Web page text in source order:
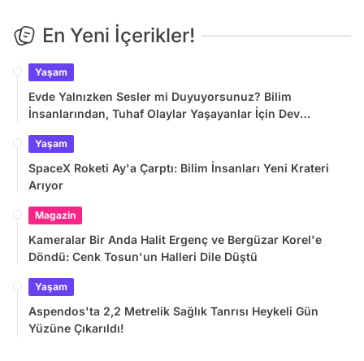
En Yeni İçerikler!
Yaşam
Evde Yalnızken Sesler mi Duyuyorsunuz? Bilim
İnsanlarından, Tuhaf Olaylar Yaşayanlar İçin Dev
Yaşam
SpaceX Roketi Ay'a Çarptı: Bilim İnsanları Yeni Krateri
Arıyor
Magazin
Kameralar Bir Anda Halit Ergenç ve Bergüzar Korel'e
Döndü: Cenk Tosun'un Halleri Dile Düştü
Yaşam
Aspendos'ta 2,2 Metrelik Sağlık Tanrısı Heykeli Gün
Yüzüne Çıkarıldı!